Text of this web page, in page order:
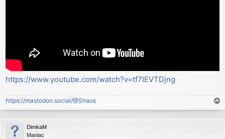
https://www.youtube.com/watch?v=tf7IEVTDjng
https://mastodon.social/@Shaos
o
p
DimkaM
Maniac